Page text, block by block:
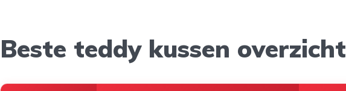
Beste teddy kussen overzicht